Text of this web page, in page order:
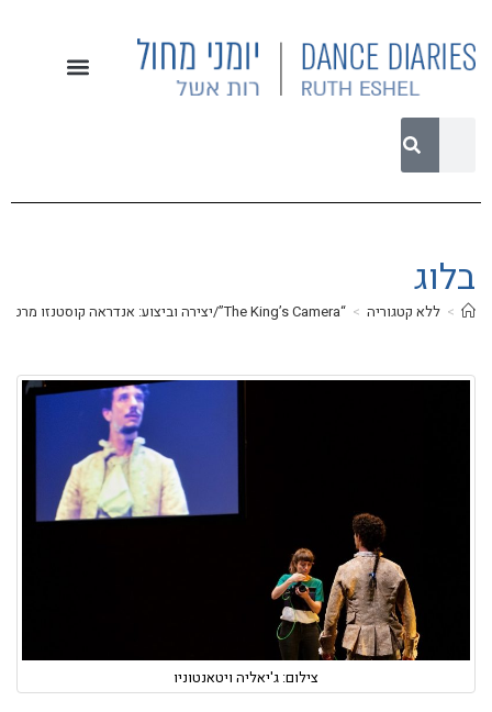
בלוג
> ללא קטגוריה > “The King’s Camera”/יצירה וביצוע: אנדראה קוסטנזו מרטיני ואמנית הוידאו סינדי סשה/ תאורה: יואב בראל, דרמטורגיה: יעל ביגון-ציטרון/תיאטרון הבית 8.8.2019/ ביקורת מחול של רות אשל
צילום: ג'יאליה ויטאנטוניו